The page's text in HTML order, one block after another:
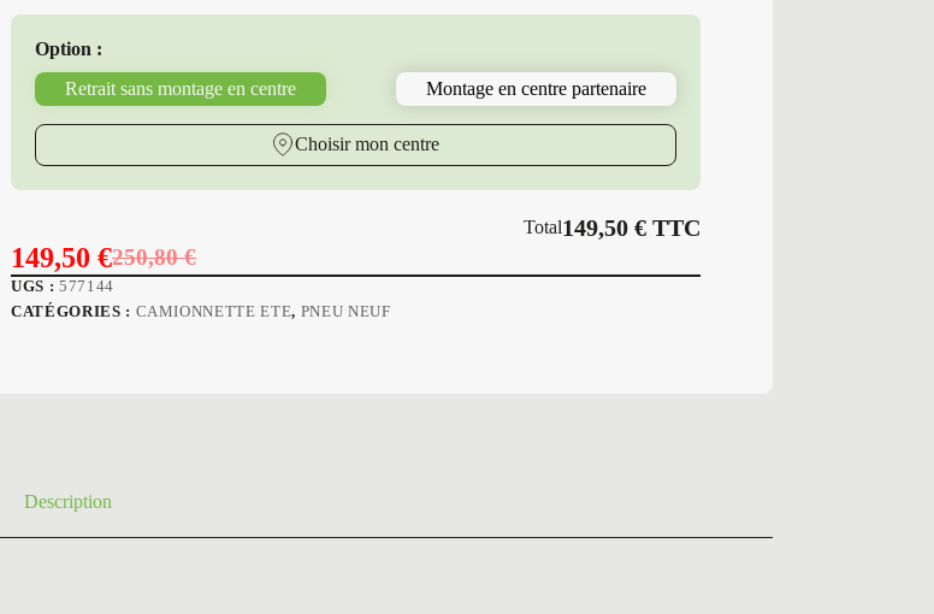
Saisons
195/75R16
110/108
R
VECTOR
4SEASONS
Option :
Retrait sans montage en centre
Montage en centre partenaire
Choisir mon centre
Total149,50 €TTC
250,80€
Le
prix
149,50€
Le
prix
UGS : 577144
CATÉGORIES : CAMIONNETTE ETE, PNEU NEUF
Description